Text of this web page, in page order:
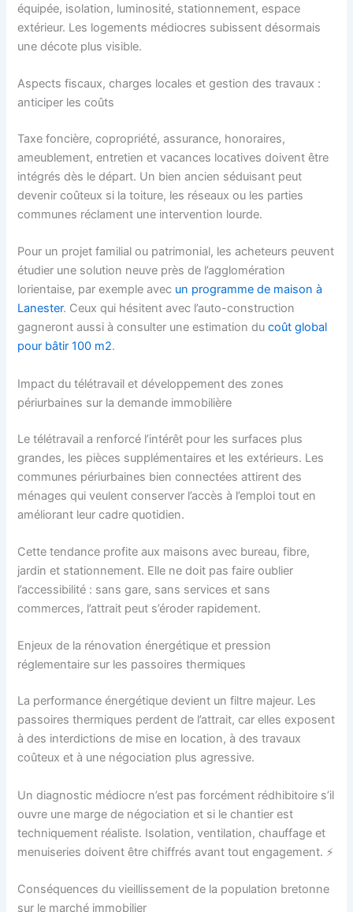
équipée, isolation, luminosité, stationnement, espace
extérieur. Les logements médiocres subissent désormais
une décote plus visible.
Aspects fiscaux, charges locales et gestion des travaux :
anticiper les coûts
Taxe foncière, copropriété, assurance, honoraires,
ameublement, entretien et vacances locatives doivent être
intégrés dès le départ. Un bien ancien séduisant peut
devenir coûteux si la toiture, les réseaux ou les parties
communes réclament une intervention lourde.
Pour un projet familial ou patrimonial, les acheteurs peuvent
étudier une solution neuve près de l’agglomération
lorientaise, par exemple avec un programme de maison à
Lanester. Ceux qui hésitent avec l’auto-construction
gagneront aussi à consulter une estimation ducoût global
pour bâtir 100 m2.
Impact du télétravail et développement des zones
périurbaines sur la demande immobilière
Le télétravail a renforcé l’intérêt pour les surfaces plus
grandes, les pièces supplémentaires et les extérieurs. Les
communes périurbaines bien connectées attirent des
ménages qui veulent conserver l’accès à l’emploi tout en
améliorant leur cadre quotidien.
Cette tendance profite aux maisons avec bureau, fibre,
jardin et stationnement. Elle ne doit pas faire oublier
l’accessibilité : sans gare, sans services et sans
commerces, l’attrait peut s’éroder rapidement.
Enjeux de la rénovation énergétique et pression
réglementaire sur les passoires thermiques
La performance énergétique devient un filtre majeur. Les
passoires thermiques perdent de l’attrait, car elles exposent
à des interdictions de mise en location, à des travaux
coûteux et à une négociation plus agressive.
Un diagnostic médiocre n’est pas forcément rédhibitoire s’il
ouvre une marge de négociation et si le chantier est
techniquement réaliste. Isolation, ventilation, chauffage et
menuiseries doivent être chiffrés avant tout engagement. ⚡
Conséquences du vieillissement de la population bretonne
sur le marché immobilier